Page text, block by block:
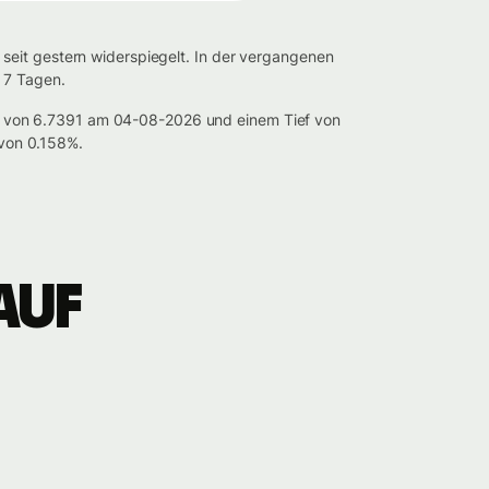
gestern widerspiegelt. In der vergangenen
Tagen.
6.7391 am 04-08-2026 und einem Tief von
0.158%.